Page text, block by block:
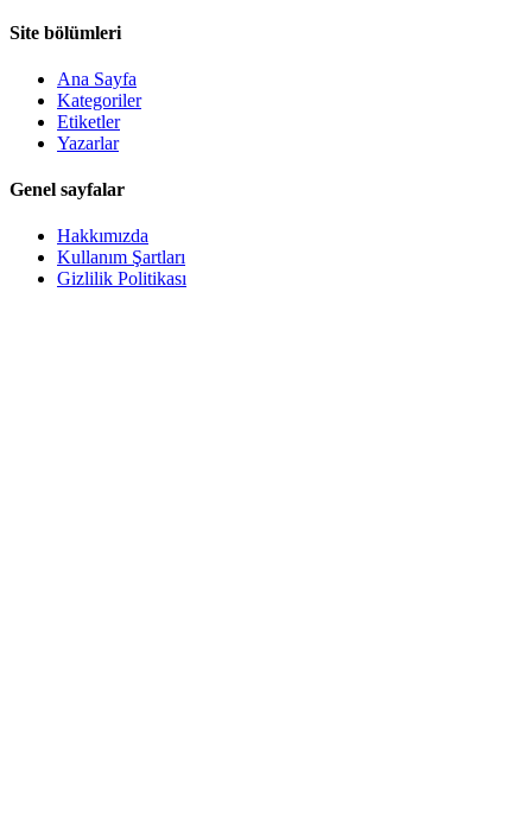
Site bölümleri
Ana Sayfa
Kategoriler
Etiketler
Yazarlar
Genel sayfalar
Hakkımızda
Kullanım Şartları
Gizlilik Politikası